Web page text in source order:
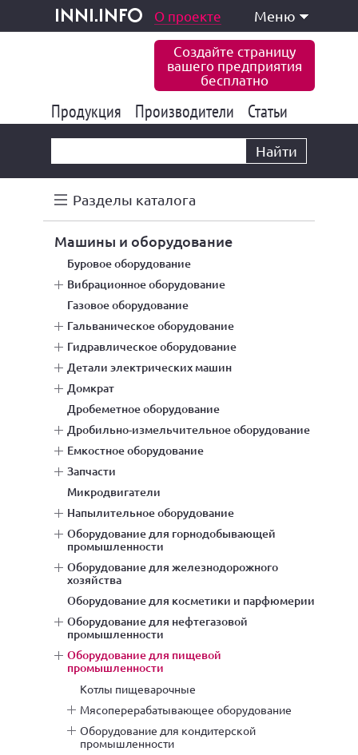
inni.info
и услуги О проекте Меню
Создайте страницу
вашего предприятия
бесплатно
Продукция 177 843
Производители 6 775
Статьи
Найти
Разделы каталога
машины и оборудование
буровое оборудование
вибрационное оборудование
газовое оборудование
гальваническое оборудование
гидравлическое оборудование
детали электрических машин
домкрат
дробеметное оборудование
дробильно-измельчительное оборудование
емкостное оборудование
запчасти
микродвигатели
напылительное оборудование
оборудование для горнодобывающей
промышленности
оборудование для железнодорожного
хозяйства
оборудование для косметики и парфюмерии
оборудование для нефтегазовой
промышленности
оборудование для пищевой
промышленности
котлы пищеварочные
мясоперерабатывающее оборудование
оборудование для кондитерской
промышленности